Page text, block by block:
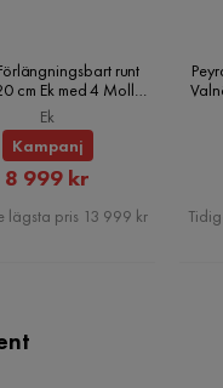
runt
cm Ek med 4 Molly
Matstolar, Ek
Ek
Kampanj
Rabatterat
Pris
8 999 kr
lägsta pris 13 999 kr